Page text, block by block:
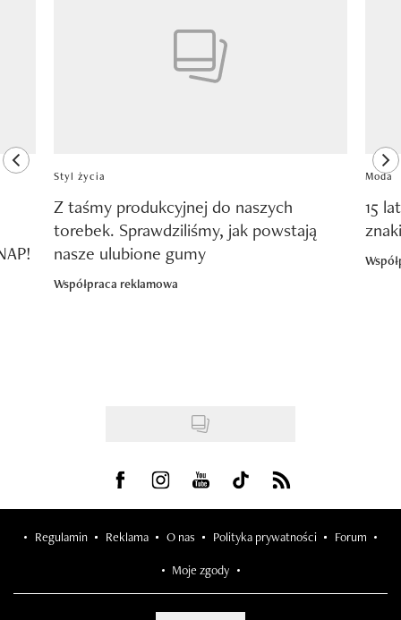
previous element
Styl życia
Z taśmy produkcyjnej do naszych
torebek. Sprawdziliśmy, jak powstają
nasze ulubione gumy
Współpraca reklamowa
Moda
15
Visit us on Facebook
Visit us on Instagram
Visit us on Youtube
Visit us on Tiktok
Visit us on Rss
Regulamin Reklama O nas Polityka prywatności Forum
Moje zgody